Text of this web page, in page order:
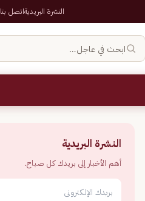
النشرة البريديةاتصل بنا
ابحث في عاجل…
النشرة البريدية
أهم الأخبار إلى بريدك كل صباح.